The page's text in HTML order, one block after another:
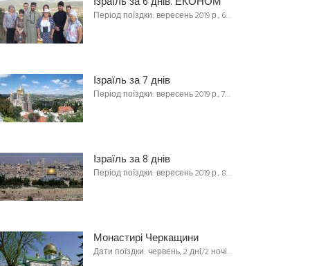
Період поїздки: вересень 2019 р., 6…
Ізраїль за 7 днів
Період поїздки: вересень 2019 р., 7…
Ізраїль за 8 днів
Період поїздки: вересень 2019 р., 8…
Монастирі Черкащини
Дати поїздки: червень, 2 дні/2 ночі…